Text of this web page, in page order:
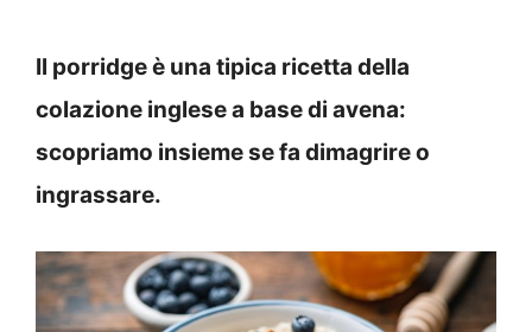
Il porridge è una tipica ricetta della
colazione inglese a base di avena:
scopriamo insieme se fa dimagrire o
ingrassare.